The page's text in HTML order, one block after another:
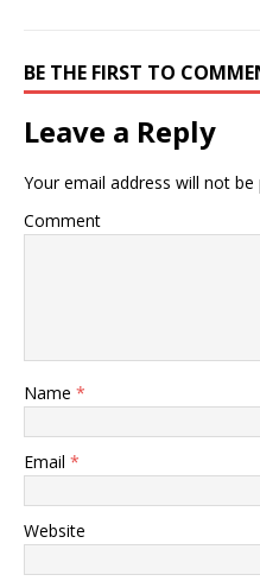
BE THE FIRST TO
Leave a Reply
Your email address will not be
Comment
Name *
Email *
Website